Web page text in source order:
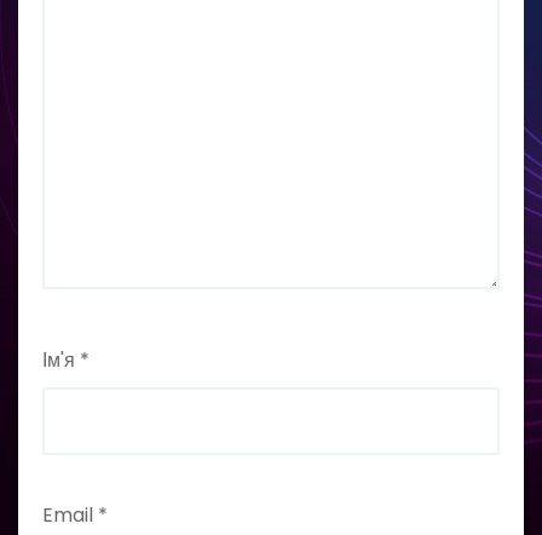
Ім'я *
Email *